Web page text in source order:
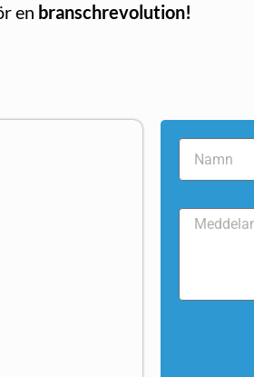
en branschrevolution!